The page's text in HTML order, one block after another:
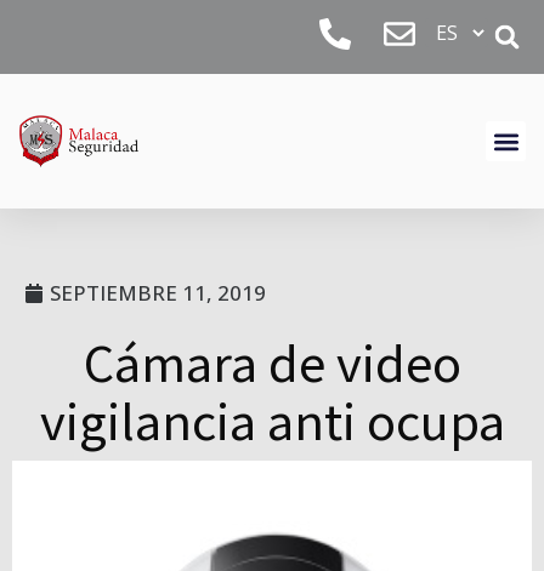
SEPTIEMBRE 11, 2019
Cámara de video
vigilancia anti ocupa